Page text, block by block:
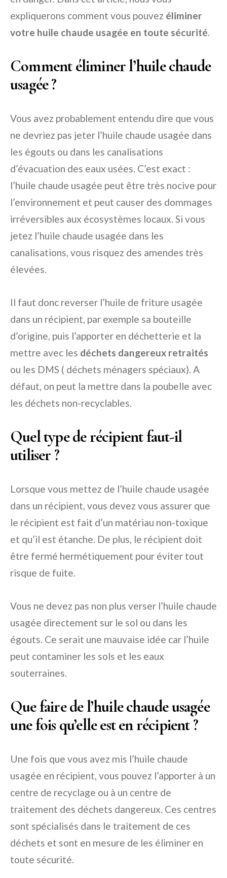
expliquerons comment vous pouvez éliminer
votre huile chaude usagée en toute sécurité
Comment éliminer l’huile chaude
usagée ?
Vous avez probablement entendu dire que vous
ne devriez pas jeter l’huile chaude usagée dans
les égouts ou dans les canalisations
d’évacuation des eaux usées. C’est exact :
l’huile chaude usagée peut être très nocive pour
l’environnement et peut causer des dommages
irréversibles aux écosystèmes locaux. Si vous
jetez l’huile chaude usagée dans les
canalisations, vous risquez des amendes très
élevées.
Il faut donc reverser l’huile de friture usagée
dans un récipient, par exemple sa bouteille
d’origine, puis l’apporter en déchetterie et la
mettre avec les déchets dangereux retraités
ou les DMS ( déchets ménagers spéciaux). A
défaut, on peut la mettre dans la poubelle avec
les déchets non-recyclables.
Quel type de récipient faut-il
utiliser ?
Lorsque vous mettez de l’huile chaude usagée
dans un récipient, vous devez vous assurer que
le récipient est fait d’un matériau non-toxique
et qu’il est étanche. De plus, le récipient doit
être fermé hermétiquement pour éviter tout
risque de fuite.
Vous ne devez pas non plus verser l’huile chaude
usagée directement sur le sol ou dans les
égouts. Ce serait une mauvaise idée car l’huile
peut contaminer les sols et les eaux
souterraines.
Que faire de l’huile chaude usagée
une fois qu’elle est en récipient ?
Une fois que vous avez mis l’huile chaude
usagée en récipient, vous pouvez l’apporter à un
centre de recyclage ou à un centre de
traitement des déchets dangereux. Ces centres
sont spécialisés dans le traitement de ces
déchets et sont en mesure de les éliminer en
toute sécurité.